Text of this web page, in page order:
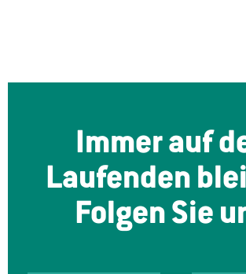
Immer auf
Laufenden
Folgen Sie